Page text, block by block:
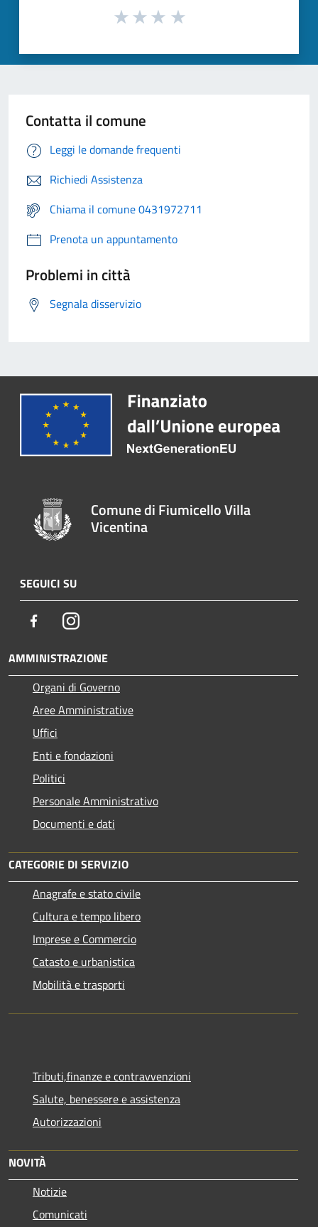
Contatta il comune
Leggi le domande frequenti
Richiedi Assistenza
Chiama il comune 0431972711
Prenota un appuntamento
Problemi in città
Segnala disservizio
Comune di Fiumicello Villa
Vicentina
SEGUICI SU
FacebookInstagram
AMMINISTRAZIONE
Organi di Governo
Aree Amministrative
Uffici
Enti e fondazioni
Politici
Personale Amministrativo
Documenti e dati
CATEGORIE DI SERVIZIO
Anagrafe e stato civile
Cultura e tempo libero
Imprese e Commercio
Catasto e urbanistica
Mobilità e trasporti
Tributi,finanze e contravvenzioni
Salute, benessere e assistenza
Autorizzazioni
NOVITÀ
Notizie
Comunicati